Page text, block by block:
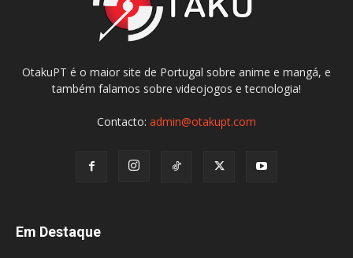
OtakuPT é o maior site de Portugal sobre anime e mangá, e
também falamos sobre videojogos e tecnologia!
Contacto: admin@otakupt.com
Em Destaque